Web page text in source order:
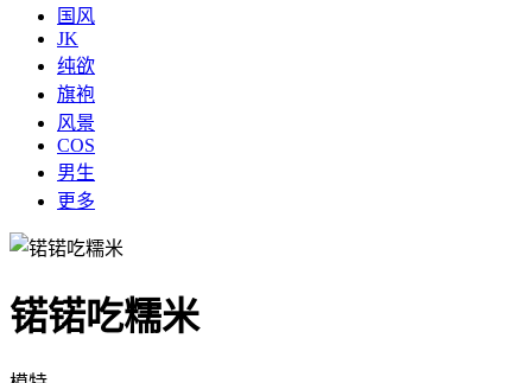
国风
JK
纯欲
旗袍
风景
COS
男生
更多
锘锘吃糯米